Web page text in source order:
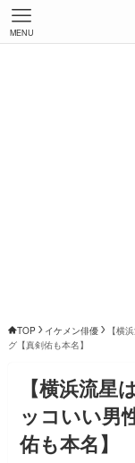
MENU
TOP イケメン俳優
【横
グ【真剣佑も本名】
【横浜流星
ッコいい男
佑も本名】